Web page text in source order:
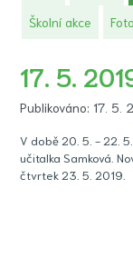
Školní akce
17. 5.
Publikováno: 17. 5.
V době 20. 5. - 22.
učitalka Samková.
čtvrtek 23. 5. 2019.